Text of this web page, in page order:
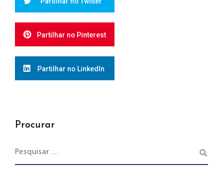
Partilhar no Pinterest
Partilhar no LinkedIn
Procurar